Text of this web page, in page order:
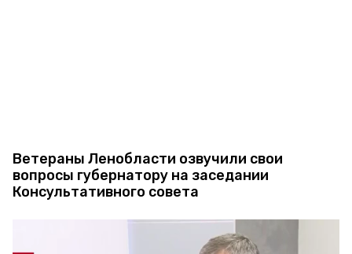
Ветераны Ленобласти озвучили свои
вопросы губернатору на заседании
Консультативного совета